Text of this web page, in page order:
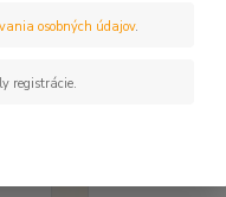
osobných údajov.
registrácie.